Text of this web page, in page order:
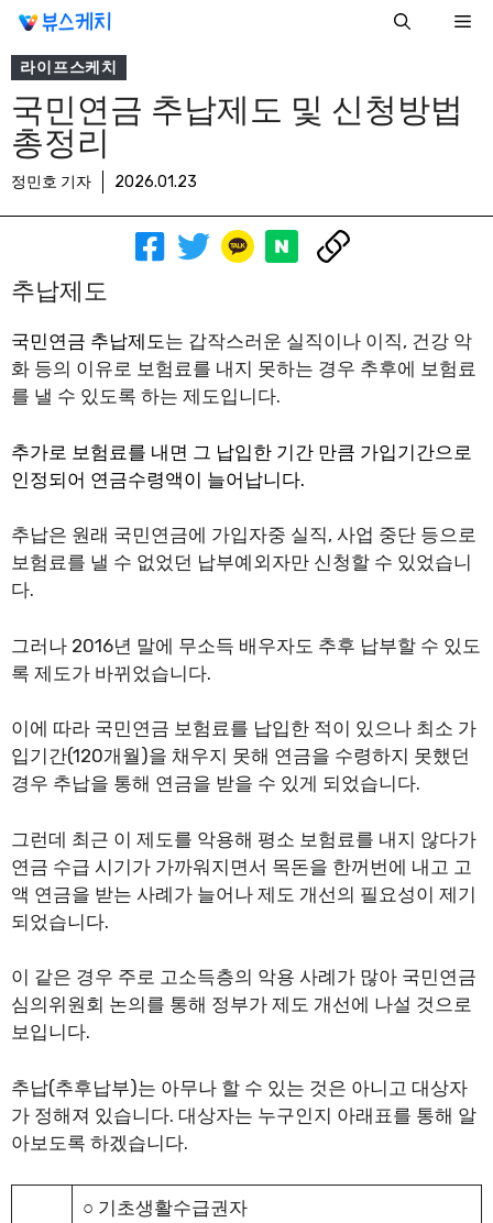
로
건
너
뛰
라이프스케치
국민연금 추납제도 및 신청방법
총정리
정민호 기자 2026.01.23
추납제도
국민연금 추납제도는 갑작스러운 실직이나 이직, 건강 악
화 등의 이유로 보험료를 내지 못하는 경우 추후에 보험료
를 낼 수 있도록 하는 제도입니다.
추가로 보험료를 내면 그 납입한 기간 만큼 가입기간으로
인정되어 연금수령액이 늘어납니다.
추납은 원래 국민연금에 가입자중 실직, 사업 중단 등으로
보험료를 낼 수 없었던 납부예외자만 신청할 수 있었습니
다.
그러나 2016년 말에 무소득 배우자도 추후 납부할 수 있도
록 제도가 바뀌었습니다.
이에 따라 국민연금 보험료를 납입한 적이 있으나 최소 가
입기간(120개월)을 채우지 못해 연금을 수령하지 못했던
경우 추납을 통해 연금을 받을 수 있게 되었습니다.
그런데 최근 이 제도를 악용해 평소 보험료를 내지 않다가
연금 수급 시기가 가까워지면서 목돈을 한꺼번에 내고 고
액 연금을 받는 사례가 늘어나 제도 개선의 필요성이 제기
되었습니다.
이 같은 경우 주로 고소득층의 악용 사례가 많아 국민연금
심의위원회 논의를 통해 정부가 제도 개선에 나설 것으로
보입니다.
추납(추후납부)는 아무나 할 수 있는 것은 아니고 대상자
가 정해져 있습니다. 대상자는 누구인지 아래표를 통해 알
아보도록 하겠습니다.
○ 기초생활수급권자